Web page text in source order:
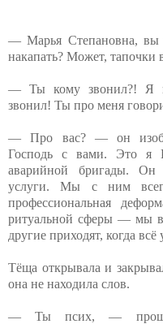
— Марья Степановна, вы
накапать? Может, тапочки
— Ты кому звонил?! Я
звонил! Ты про меня
— Про вас? — он
Господь с вами. Это я
аварийной бригады. Он
услуги. Мы с ним
профессиональная
ритуальной сферы — мы
другие приходят, когда
Тёща открывала и
она не находила слов.
— Ты псих, —